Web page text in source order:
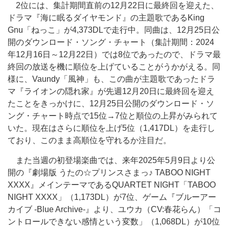
2位には、集計期間直前の12月22日に最終回を迎えた、
ドラマ『海に眠るダイヤモンド』の主題歌であるKing
Gnu「ねっこ」が4,373DLで走行中。同曲は、12月25日公
開のダウンロード・ソング・チャート（集計期間：2024
年12月16日～12月22日）では8位であったので、ドラマ最
終回の放送を機に順位を上げていることがうかがえる。同
様に、Vaundy「風神」も、この曲が主題歌であったドラ
マ『ライオンの隠れ家』が先週12月20日に最終回を迎え
たことをきっかけに、12月25日公開のダウンロード・ソ
ング・チャート時点で15位→7位と順位の上昇がみられて
いた。現在はさらに順位を上げ5位（1,417DL）を走行し
ており、このまま高順位を守れるか注目だ。
また当週の初登場楽曲では、来年2025年5月9日より公
開の『劇場版 うたの☆プリンスさまっ♪ TABOO NIGHT
XXXX』メインテーマであるQUARTET NIGHT「TABOO
NIGHT XXXX」（1,173DL）が7位、ゲーム『ブルーアー
カイブ -Blue Archive-』より、ユウカ（CV:春花らん）「コ
ントロールできない感情という変数」（1,068DL）が10位